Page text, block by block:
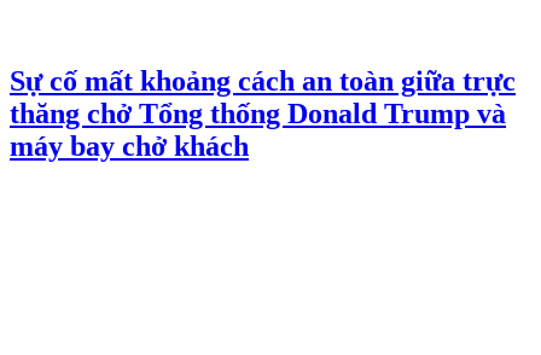
Sự cố mất khoảng cách an toàn giữa trực
thăng chở Tổng thống Donald Trump và
máy bay chở khách